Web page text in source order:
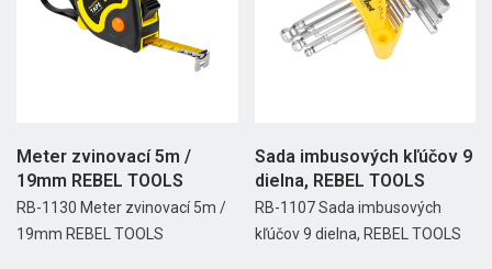
Meter zvinovací 5m /
19mm REBEL TOOLS
RB-1130 Meter zvinovací 5m /
19mm REBEL TOOLS
Sada imbusových kľúčov 9
dielna, REBEL TOOLS
RB-1107 Sada imbusových
kľúčov 9 dielna, REBEL TOOLS